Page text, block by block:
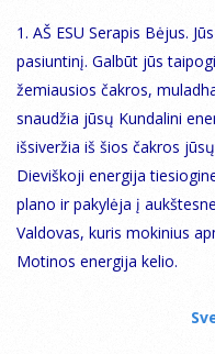
1. AŠ ESU Serapis Bėjus.
pasiuntinį. Galbūt jūs
žemiausios čakros,
snaudžia jūsų Kundalini
išsiveržia iš šios čakros
Dieviškoji energija
plano ir pakylėja į
Valdovas, kuris mokinius
Motinos energija kelio.